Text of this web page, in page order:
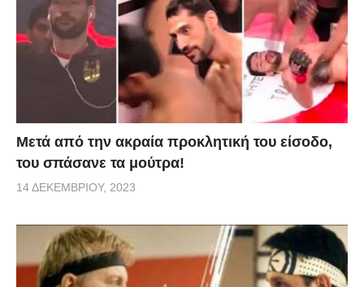
Μετά από την ακραία προκλητική του είσοδο,
του σπάσανε τα μούτρα!
14 ΔΕΚΕΜΒΡΊΟΥ, 2023